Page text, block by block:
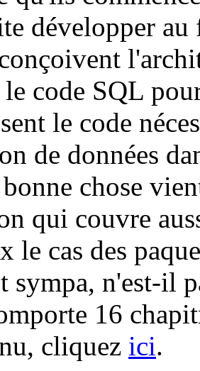
développer
code SQL
le code
de données
chose
qui couvre
le cas des
sympa, n'est-il
16
cliquez ici.